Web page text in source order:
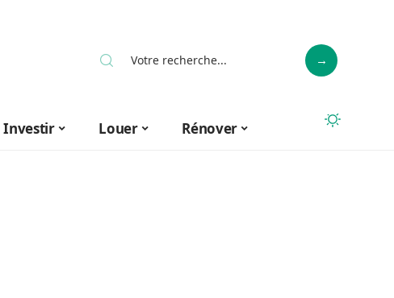
Investir Louer Rénover